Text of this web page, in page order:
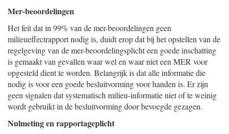
Mer-beoordelingen
Het feit dat in 99% van de mer-beoordelingen geen
milieueffectrapport nodig is, duidt erop dat bij het opstellen van de
regelgeving van de mer-beoordelingsplicht een goede inschatting
is gemaakt van gevallen waar wel en waar niet een MER voor
opgesteld dient te worden. Belangrijk is dat alle informatie die
nodig is voor een goede besluitvorming voor handen is. Er zijn
geen signalen dat systematisch milieu-informatie niet of te weinig
wordt gebruikt in de besluitvorming door bevoegde gezagen.
Nulmeting en rapportageplicht